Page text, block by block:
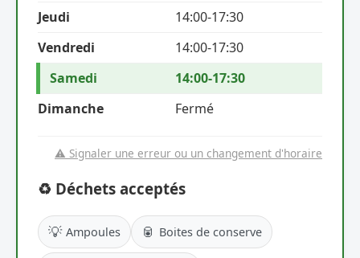
Jeudi
14:00-17:30
Vendredi
14:00-17:30
Samedi
14:00-17:30
Dimanche
Fermé
⚠️ Signaler une erreur ou un changement d'horaire
♻️ Déchets acceptés
💡 Ampoules 🥫 Boites de conserve